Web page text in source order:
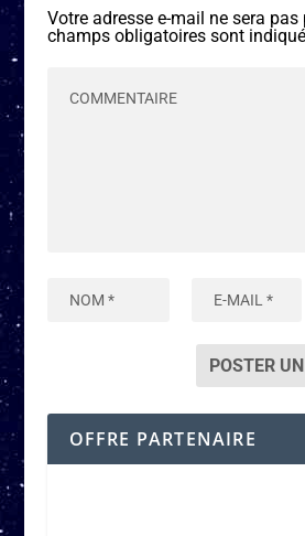
Votre adresse e-mail ne sera pas
champs obligatoires sont
OFFRE PARTENAIRE